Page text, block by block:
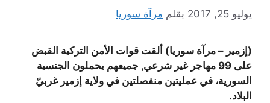
يوليو 25, 2017 بقلم مرآة سوريا
(إزمير – مرآة سوريا) ألقت قوات الأمن التركية القبض
على 99 مهاجر غير شرعي, جميعهم يحملون الجنسية
السورية، في عمليتين منفصلتين في ولاية إزمير غربيّ
البلاد.